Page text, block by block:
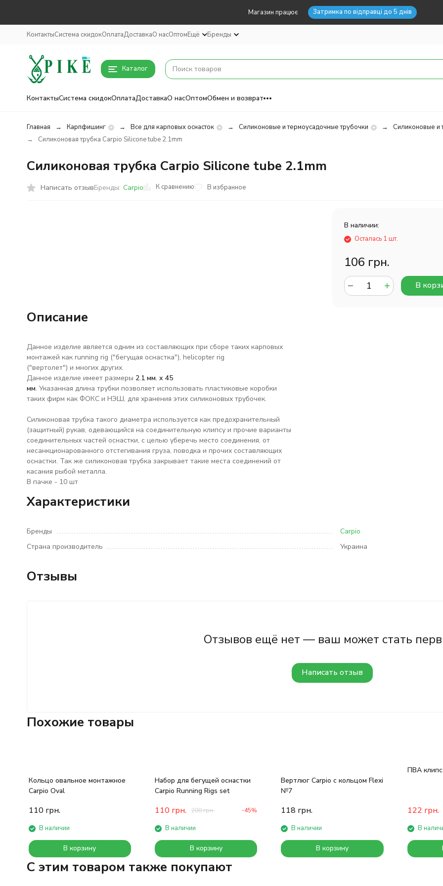
Магазин працює Затримка по відправці до 5 днів
КонтактыСистема скидокОплатаДоставкаО насОптомЕщё Бренды
Каталог
КонтактыСистема скидокОплатаДоставкаО насОптомОбмен и возврат
Главная Карпфишинг Все для карповых оснасток Силиконовые и термоусадочные трубочки
Силиконовые и
Силиконовая трубка Carpio Silicone tube 2.1mm
Силиконовая трубка Carpio Silicone tube 2.1mm
Написать отзывБренды: Carpio К сравнению В избранное
В наличии:
Осталась 1 шт.
106 грн.
В
Описание
Данное изделие является одним из составляющих при сборе таких карповых
монтажей как running rig ("бегущая оснастка"), helicopter rig
("вертолет") и многих других.
Данное изделие имеет размеры 2.1 мм. х 45
мм. Указанная длина трубки позволяет использовать пластиковые коробки
таких фирм как ФОКС и НЭШ, для хранения этих силиконовых трубочек.
Силиконовая трубка такого диаметра используется как предохранительный
(защитный) рукав, одевающийся на соединительную клипсу и прочие варианты
соединительных частей оснастки, с целью уберечь место соединения, от
несанкционарованного отстегивания груза, поводка и прочих составляющих
оснастки. Так же силиконовая трубка закрывает такие места соединений от
касания рыбой металла.
В пачке - 10 шт
Характеристики
Бренды
Carpio
Страна производитель
Украина
Отзывы
Отзывов ещё нет — ваш может стать
Написать отзыв
Похожие товары
Кольцо овальное монтажное
Carpio Oval
110 грн.
В наличии
В корзину
Набор для бегущей оснастки
Carpio Running Rigs set
110 грн. 200грн. -45%
В наличии
В корзину
Вертлюг Carpio с кольцом Flexi
№7
118 грн.
В наличии
В корзину
ПВА
122 грн.
В
C этим товаром также покупают